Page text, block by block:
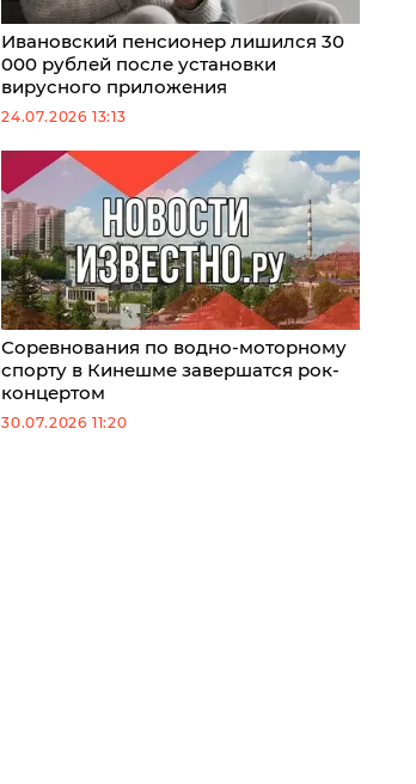
Ивановский пенсионер лишился 30
000 рублей после установки
вирусного приложения
24.07.2026 13:13
Соревнования по водно-моторному
спорту в Кинешме завершатся рок-
концертом
30.07.2026 11:20